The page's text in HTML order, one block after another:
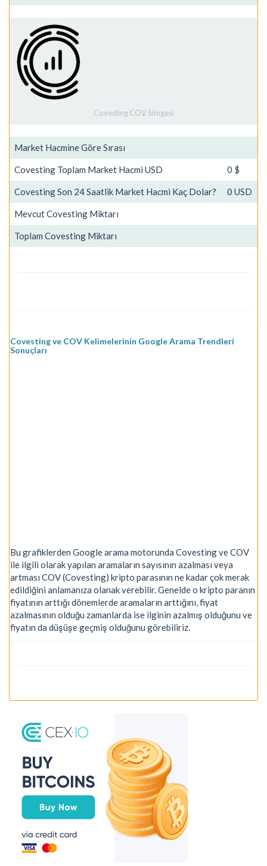
Covesting COV Simgesi
Market Hacmine Göre Sırası
Covesting Toplam Market Hacmi USD 0 $
Covesting Son 24 Saatlik Market Hacmi Kaç Dolar? 0 USD
Mevcut Covesting Miktarı
Toplam Covesting Miktarı
Covesting ve COV Kelimelerinin Google Arama Trendleri
Sonuçları
Bu grafiklerden Google arama motorunda Covesting ve COV
ile ilgili olarak yapılan aramaların sayısının azalması veya
artması COV (Covesting) kripto parasının ne kadar çok merak
edildiğini anlamanıza olanak verebilir. Genelde o kripto paranın
fiyatının arttığı dönemlerde aramaların arttığını, fiyat
azalmasının olduğu zamanlarda ise ilginin azalmış olduğunu ve
fiyatın da düşüşe geçmiş olduğunu görebiliriz.